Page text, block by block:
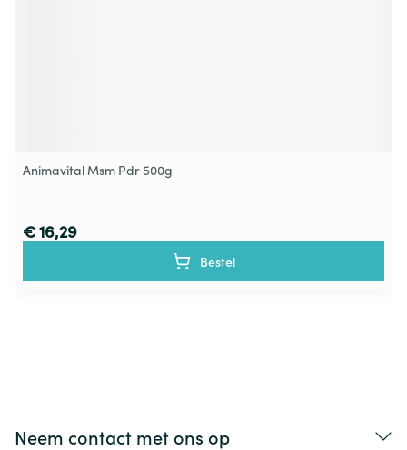
Animavital Msm Pdr 500g
€ 16,29
Bestel
Neem contact met ons op